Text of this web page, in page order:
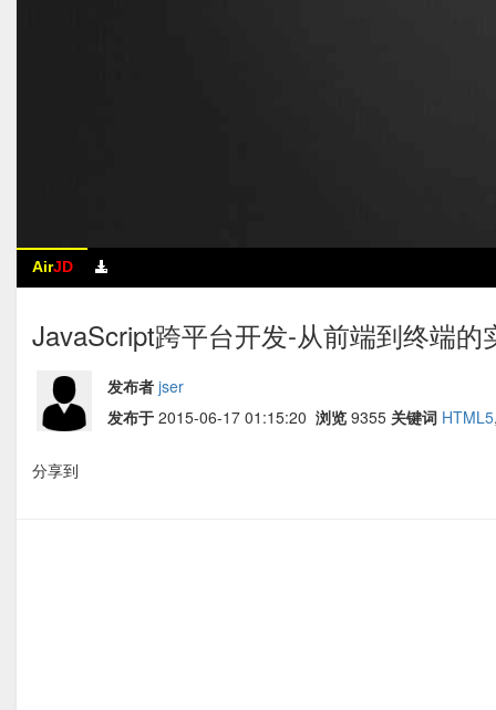
AirJD
JavaScript跨平台开发-从前端到终端的
发布者 jser
发布于 2015-06-17 01:15:20 浏览 9355 关键词 HTML5
分享到